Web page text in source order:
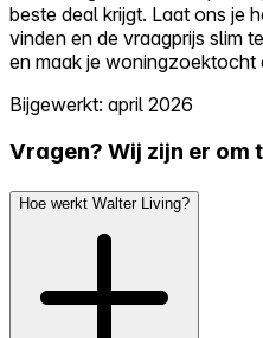
beste deal krijgt. Laat ons je
vinden en de vraagprijs slim
en maak je woningzoektocht
Bijgewerkt: april 2026
Vragen? Wij zijn er om
Hoe werkt Walter Living?